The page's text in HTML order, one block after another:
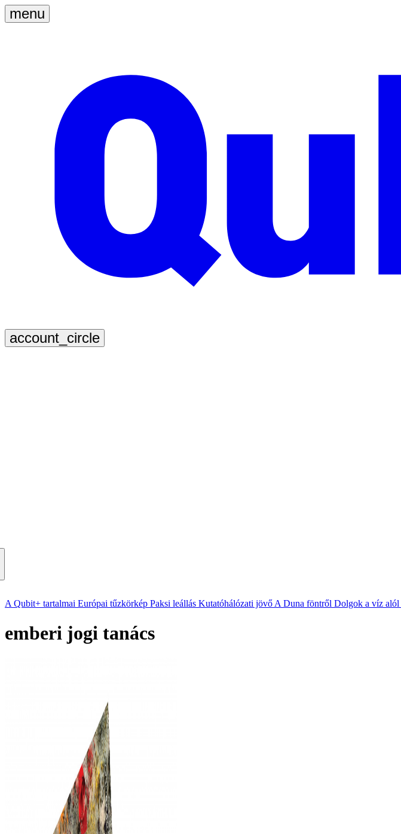
A Qubit+ tartalmai Európai tűzkörkép Paksi leállás Kutatóhálózati jövő A Duna föntről Dolgok a víz alól
emberi jogi tanács